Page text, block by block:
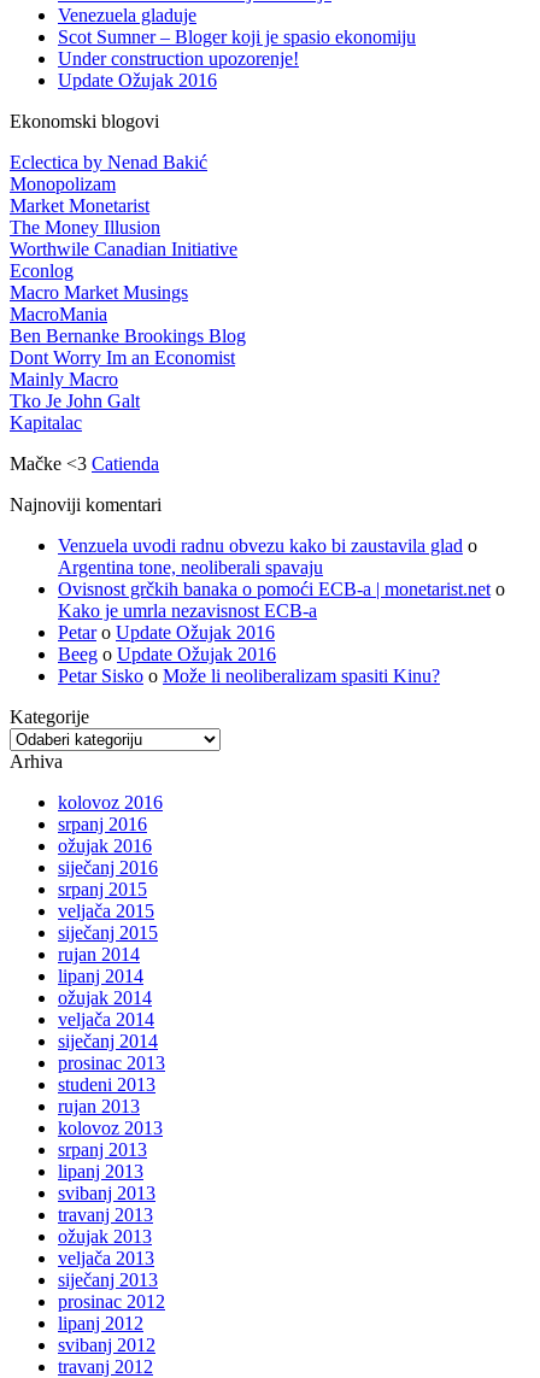
Venezuela gladuje
Scot Sumner – Bloger koji je spasio ekonomiju
Under construction upozorenje!
Update Ožujak 2016
Ekonomski blogovi
Eclectica by Nenad Bakić
Monopolizam
Market Monetarist
The Money Illusion
Worthwile Canadian Initiative
Econlog
Macro Market Musings
MacroMania
Ben Bernanke Brookings Blog
Dont Worry Im an Economist
Mainly Macro
Tko Je John Galt
Kapitalac
Mačke <3 Catienda
Najnoviji komentari
Venzuela uvodi radnu obvezu kako bi zaustavila glad o
Argentina tone, neoliberali spavaju
Ovisnost grčkih banaka o pomoći ECB-a | monetarist.net o
Kako je umrla nezavisnost ECB-a
Petaro Update Ožujak 2016
Beeg o Update Ožujak 2016
Petar Sisko o Može li neoliberalizam spasiti Kinu?
Kategorije
Kategorije
Arhiva
kolovoz 2016
srpanj 2016
ožujak 2016
siječanj 2016
srpanj 2015
veljača 2015
siječanj 2015
rujan 2014
lipanj 2014
ožujak 2014
veljača 2014
siječanj 2014
prosinac 2013
studeni 2013
rujan 2013
kolovoz 2013
srpanj 2013
lipanj 2013
svibanj 2013
travanj 2013
ožujak 2013
veljača 2013
siječanj 2013
prosinac 2012
lipanj 2012
svibanj 2012
travanj 2012